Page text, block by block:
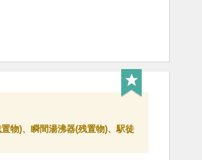
物)、瞬間湯沸器(残置物)、駅徒